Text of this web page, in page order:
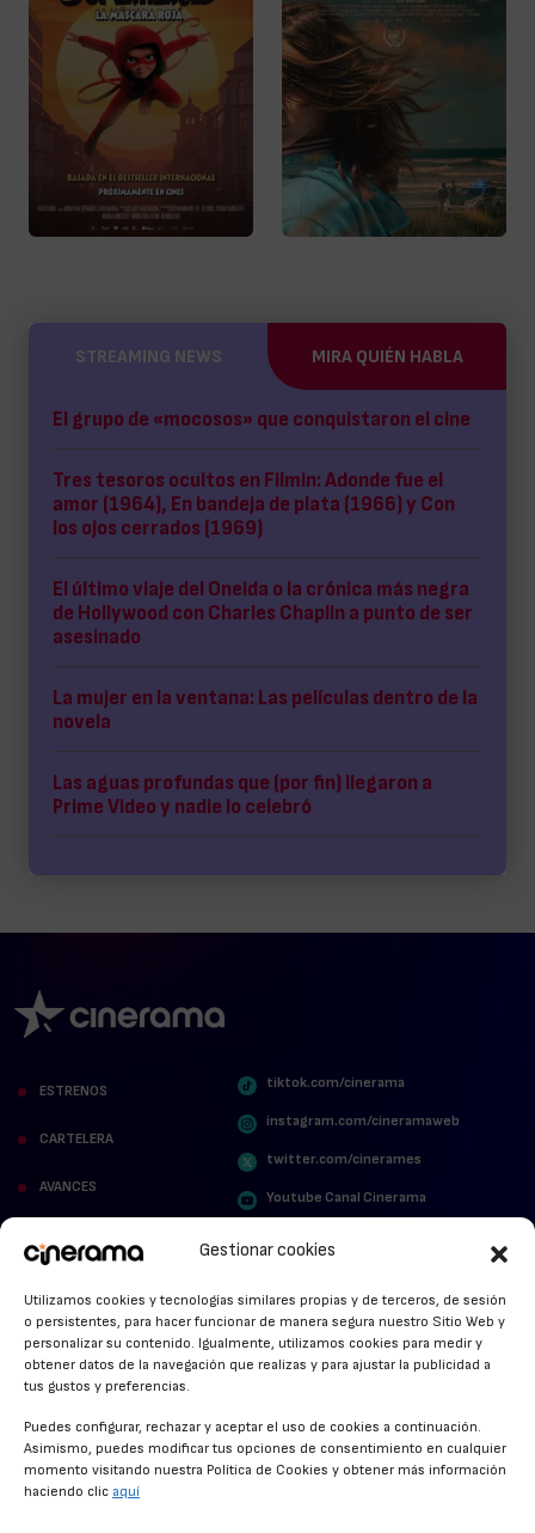
Gestionar cookies
Utilizamos cookies y tecnologías similares propias y de terceros, de sesión
o persistentes, para hacer funcionar de manera segura nuestro Sitio Web y
personalizar su contenido. Igualmente, utilizamos cookies para medir y
obtener datos de la navegación que realizas y para ajustar la publicidad a
tus gustos y preferencias.
Puedes configurar, rechazar y aceptar el uso de cookies a continuación.
Asimismo, puedes modificar tus opciones de consentimiento en cualquier
momento visitando nuestra Política de Cookies y obtener más información
haciendo clic aquí
STREAMING NEWS MIRA QUIÉN HABLA
El grupo de «mocosos» que conquistaron el cine
Tres tesoros ocultos en Filmin: Adonde fue el
amor (1964), En bandeja de plata (1966) y Con
los ojos cerrados (1969)
El último viaje del Oneida o la crónica más negra
de Hollywood con Charles Chaplin a punto de ser
asesinado
La mujer en la ventana: Las películas dentro de la
novela
Las aguas profundas que (por fin) llegaron a
Prime Video y nadie lo celebró
ESTRENOS
CARTELERA
AVANCES
STREAMING NEWS
ALFOMBRA ROJA
ANUNCIOS DE CINE
tiktok.com/cinerama
instagram.com/cineramaweb
twitter.com/cinerames
Youtube Canal Cinerama